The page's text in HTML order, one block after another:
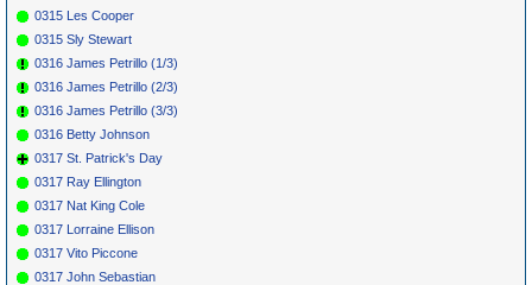
0315 Les Cooper
0315 Sly Stewart
0316 James Petrillo (1/3)
0316 James Petrillo (2/3)
0316 James Petrillo (3/3)
0316 Betty Johnson
0317 St. Patrick's Day
0317 Ray Ellington
0317 Nat King Cole
0317 Lorraine Ellison
0317 Vito Piccone
0317 John Sebastian